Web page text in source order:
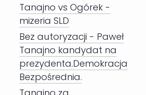
Tanajno vs Ogórek -
mizeria SLD
Bez autoryzacji - Paweł
Tanajno kandydat na
prezydenta.Demokracja
Bezpośrednia.